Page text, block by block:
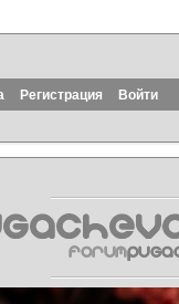
Регистрация Войти